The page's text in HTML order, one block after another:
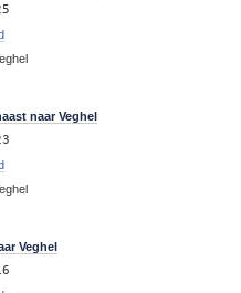
naar Veghel
Veghel